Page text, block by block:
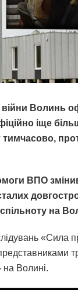
Волинь
іще
тимчасово,
ВПО
на
«Сила
на Волині.